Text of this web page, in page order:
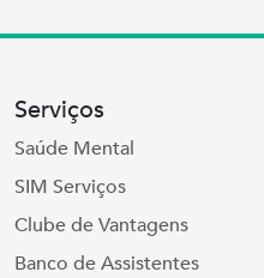
Serviços
Saúde Mental
SIM Serviços
Clube de Vantagens
Banco de Assistentes